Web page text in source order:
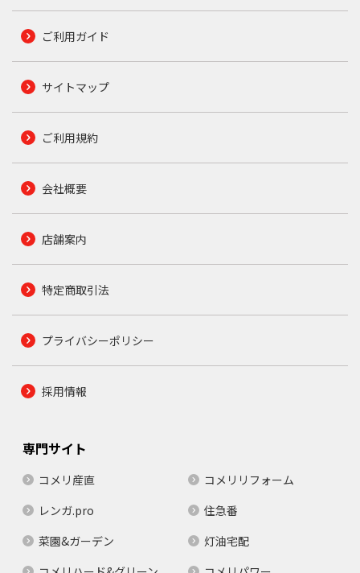
ご利用ガイド
サイトマップ
ご利用規約
会社概要
店舗案内
特定商取引法
プライバシーポリシー
採用情報
専門サイト
コメリ産直
コメリリフォーム
レンガ.pro
住急番
菜園&ガーデン
灯油宅配